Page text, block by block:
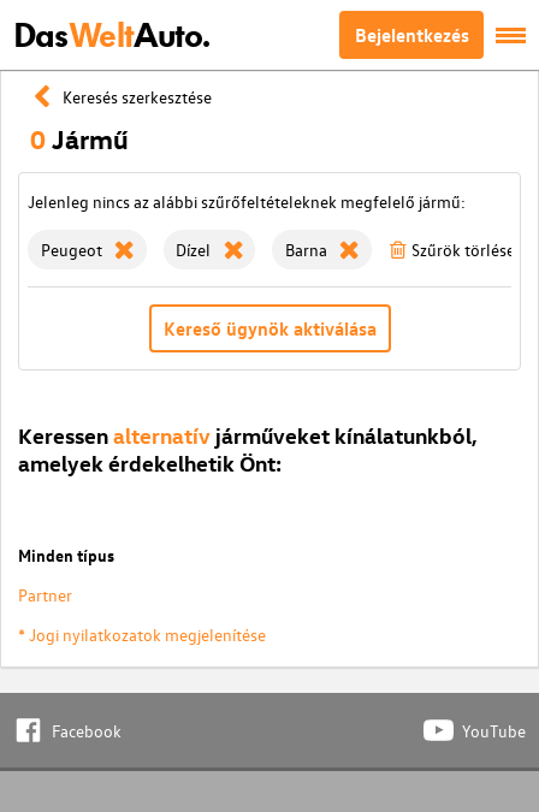
DasWeltAuto. Bejelentkezés
Keresés szerkesztése
0Jármű
Jelenleg nincs az alábbi szűrőfeltételeknek megfelelő jármű:
Peugeot Dízel Barna Szűrök törlése
Kereső ügynök aktiválása
Keressenalternatív járműveket kínálatunkból,
amelyek érdekelhetik Önt:
Minden típus
Partner
* Jogi nyilatkozatok megjelenítése
Facebook YouTube